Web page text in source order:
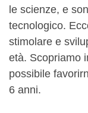
le scienze, e
tecnologico.
stimolare e
età. Scopriamo
possibile
6 anni.